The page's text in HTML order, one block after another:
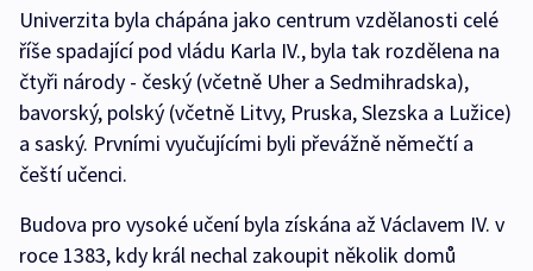
Univerzita byla chápána jako centrum vzdělanosti celé
říše spadající pod vládu Karla IV., byla tak rozdělena na
čtyři národy - český (včetně Uher a Sedmihradska),
bavorský, polský (včetně Litvy, Pruska, Slezska a Lužice)
a saský. Prvními vyučujícími byli převážně němečtí a
čeští učenci.
Budova pro vysoké učení byla získána až Václavem IV. v
roce 1383, kdy král nechal zakoupit několik domů